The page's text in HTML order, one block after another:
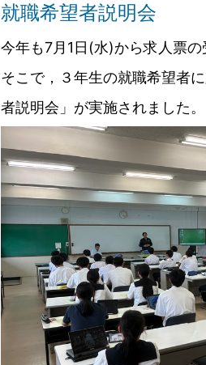
就職希望者説明会
今年も7月1日(水)から求人票
そこで，３年生の就職希望者
者説明会」が実施されました。